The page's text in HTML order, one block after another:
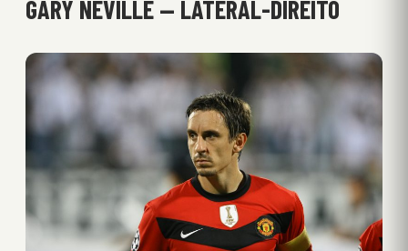
GARY NEVILLE — LATERAL-DIREITO